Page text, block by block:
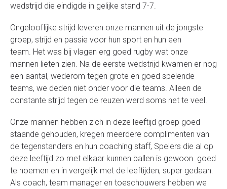
wedstrijd die eindigde in gelijke stand 7-7.
Ongelooflijke strijd leveren onze mannen uit de jongste
groep, strijd en passie voor hun sport en hun een
team. Het was bij vlagen erg goed rugby wat onze
mannen lieten zien. Na de eerste wedstrijd kwamen er nog
een aantal, wederom tegen grote en goed spelende
teams, we deden niet onder voor die teams. Alleen de
constante strijd tegen de reuzen werd soms net te veel.
Onze mannen hebben zich in deze leeftijd groep goed
staande gehouden, kregen meerdere complimenten van
de tegenstanders en hun coaching staff, Spelers die al op
deze leeftijd zo met elkaar kunnen ballen is gewoon goed
te noemen en in vergelijk met de leeftijden, super gedaan.
Als coach, team manager en toeschouwers hebben we